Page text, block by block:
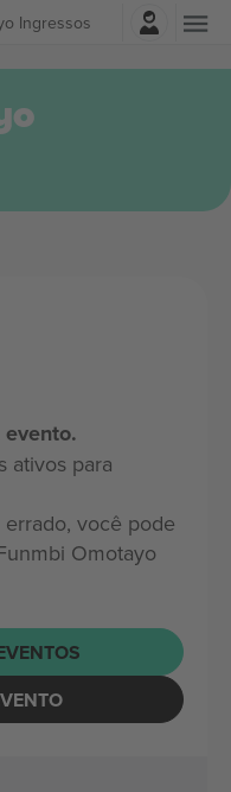
Ingressos
Entrar
ativos para
você pode
Omotayo